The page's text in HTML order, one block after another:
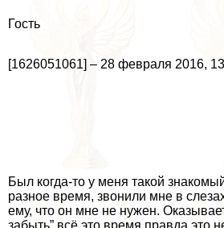
Гость
[1626051061] – 28 февраля 2016,
Был когда-то у меня такой
разное время, звонили мне в
ему, что он мне не нужен.